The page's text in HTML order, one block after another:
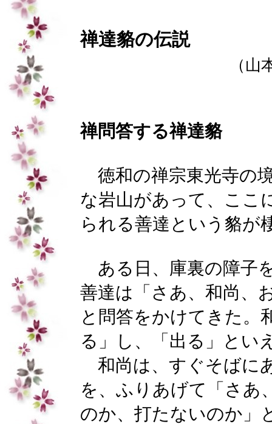
禅達貉の伝説
（
禅問答する禅達貉
徳和の禅宗東光寺の
な岩山があって、ここ
られる善達という貉が
ある日、庫裏の障子
善達は「さあ、和尚、
と問答をかけてきた。
る」し、「出る」とい
和尚は、すぐそばに
を、ふりあげて「さあ
のか、打たないのか」